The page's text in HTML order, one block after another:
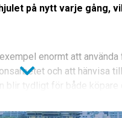
på nytt varje gång,
enormt att använda
och att hänvisa
blir tydligt för både köpare